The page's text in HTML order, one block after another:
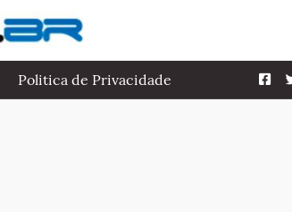
Politica de Privacidade